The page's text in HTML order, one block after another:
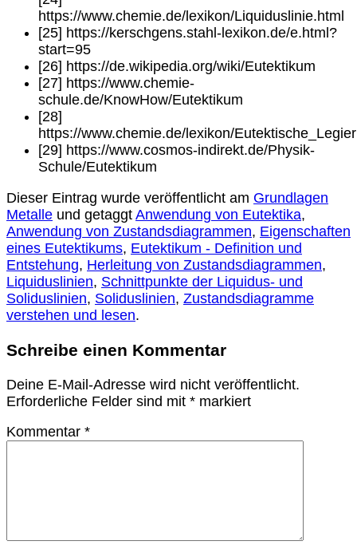
https://www.chemie.de/lexikon/Liquiduslinie.html
[25] https://kerschgens.stahl-lexikon.de/e.html?
start=95
[26] https://de.wikipedia.org/wiki/Eutektikum
[27] https://www.chemie-
schule.de/KnowHow/Eutektikum
[28]
https://www.chemie.de/lexikon/
[29] https://www.cosmos-indirekt.de/Physik-
Schule/Eutektikum
Dieser Eintrag wurde veröffentlicht am Grundlagen
Metalle und getaggt Anwendung von Eutektika,
Anwendung von Zustandsdiagrammen, Eigenschaften
eines Eutektikums, Eutektikum - Definition und
Entstehung, Herleitung von Zustandsdiagrammen,
Liquiduslinien, Schnittpunkte der Liquidus- und
Soliduslinien, Soliduslinien, Zustandsdiagramme
verstehen und lesen.
Schreibe einen Kommentar
Deine E-Mail-Adresse wird nicht veröffentlicht.
Erforderliche Felder sind mit * markiert
Kommentar *